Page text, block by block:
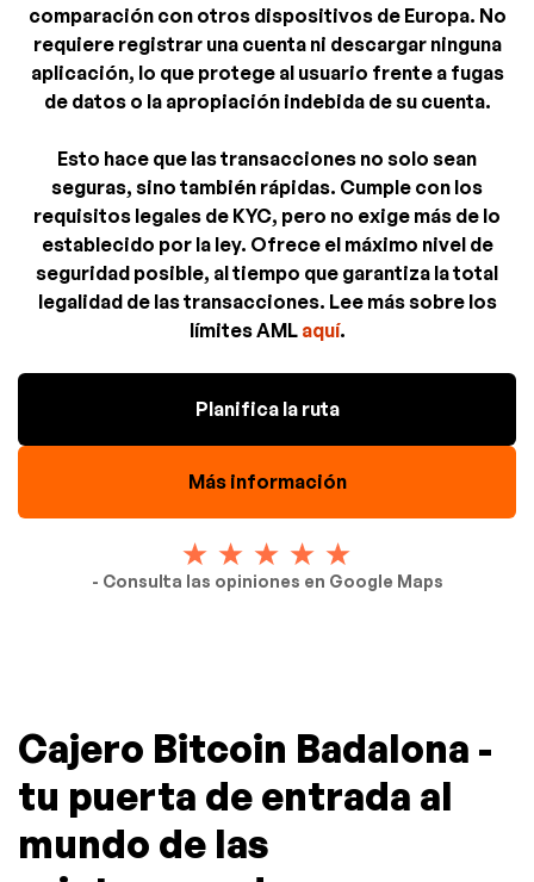
comparación con otros dispositivos de Europa. No
requiere registrar una cuenta ni descargar ninguna
aplicación, lo que protege al usuario frente a fugas
de datos o la apropiación indebida de su cuenta.
Esto hace que las transacciones no solo sean
seguras, sino también rápidas. Cumple con los
requisitos legales de KYC, pero no exige más de lo
establecido por la ley. Ofrece el máximo nivel de
seguridad posible, al tiempo que garantiza la total
legalidad de las transacciones. Lee más sobre los
límites AML aquí.
Planifica la ruta
Más información
- Consulta las opiniones en Google Maps
Cajero Bitcoin Badalona -
tu puerta de entrada al
mundo de las